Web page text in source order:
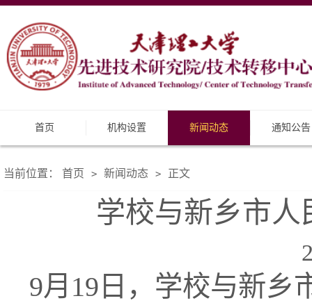
首页 机构设置 新闻动态 通知公告
当前位置： 首页 > 新闻动态 > 正文
学校与新乡市
9月19日，学校与新乡